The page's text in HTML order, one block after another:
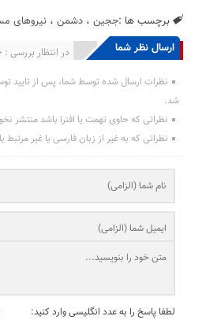
برچسب ها :ججین ،دشمن ، نیروهای
ارسال نظر شما در انتظار بررسی : 0 انتشار یافته : 0
نظرات ارسال شده توسط شما، پس از تایید
شد.
نظراتی که حاوی تهمت یا افترا باشد منتشر
نظراتی که به غیر از زبان فارسی یا غیر
لطفا پاسخ را به عدد انگلیسی وارد کنید: